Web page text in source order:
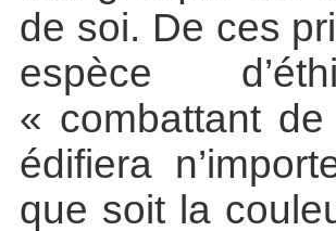
de soi. De ces
espèce
« combattant
édifiera
que soit la